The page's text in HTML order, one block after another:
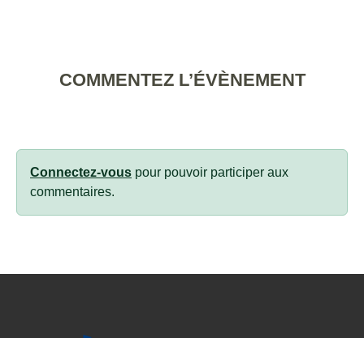
COMMENTEZ L’ÉVÈNEMENT
Connectez-vous pour pouvoir participer aux
commentaires.